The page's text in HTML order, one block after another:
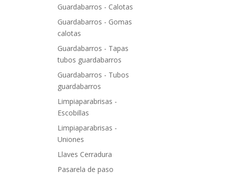
Guardabarros - Calotas
Guardabarros - Gomas
calotas
Guardabarros - Tapas
tubos guardabarros
Guardabarros - Tubos
guardabarros
Limpiaparabrisas -
Escobillas
Limpiaparabrisas -
Uniones
Llaves Cerradura
Pasarela de paso